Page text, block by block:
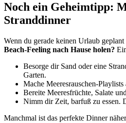
Noch ein Geheimtipp:
Stranddinner
Wenn du gerade keinen Urlaub
Beach-Feeling nach Hause holen?
Besorge dir Sand oder eine
Garten.
Mache Meeresrauschen-
Bereite Meeresfrüchte, Salate
Nimm dir Zeit, barfuß zu essen.
Manchmal ist das perfekte Dinner